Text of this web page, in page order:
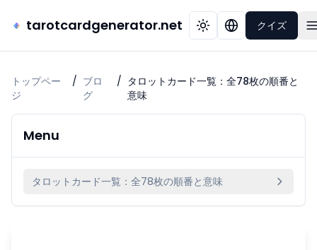
tarotcardgenerator.net クイズ
トップペー
ジ
/ ブロ
グ
/ タロットカード一覧：全78枚の順番と
意味
Menu
タロットカード一覧：全78枚の順番と意味